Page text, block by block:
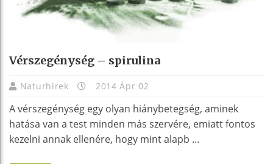
Vérszegénység – spirulina
Naturhirek 2014 Ápr 02
A vérszegénység egy olyan hiánybetegség, aminek
hatása van a test minden más szervére, emiatt fontos
kezelni annak ellenére, hogy mint alapb ...